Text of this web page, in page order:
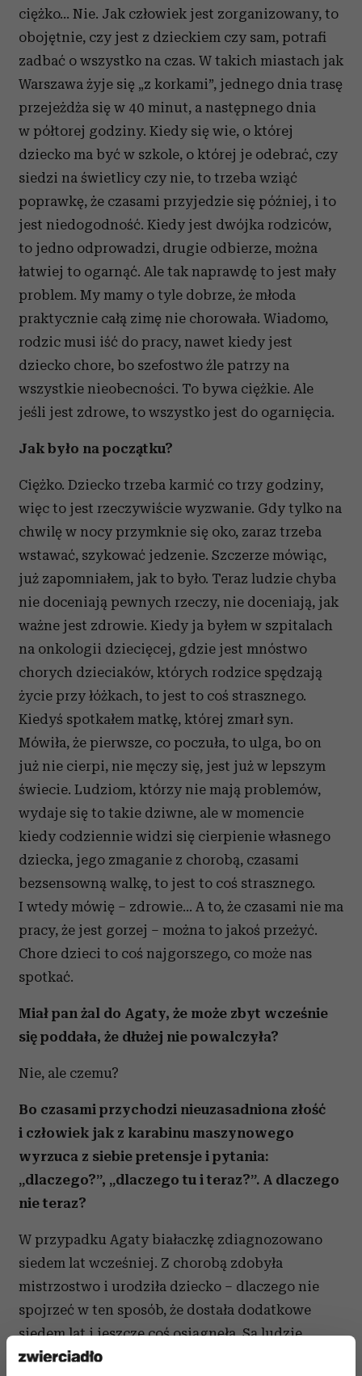
ciężko… Nie. Jak człowiek jest zorganizowany, to
obojętnie, czy jest z dzieckiem czy sam, potrafi
zadbać o wszystko na czas. W takich miastach jak
Warszawa żyje się „z korkami”, jednego dnia trasę
przejeżdża się w 40 minut, a następnego dnia
w półtorej godziny. Kiedy się wie, o której
dziecko ma być w szkole, o której je odebrać, czy
siedzi na świetlicy czy nie, to trzeba wziąć
poprawkę, że czasami przyjedzie się później, i to
jest niedogodność. Kiedy jest dwójka rodziców,
to jedno odprowadzi, drugie odbierze, można
łatwiej to ogarnąć. Ale tak naprawdę to jest mały
problem. My mamy o tyle dobrze, że młoda
praktycznie całą zimę nie chorowała. Wiadomo,
rodzic musi iść do pracy, nawet kiedy jest
dziecko chore, bo szefostwo źle patrzy na
wszystkie nieobecności. To bywa ciężkie. Ale
jeśli jest zdrowe, to wszystko jest do ogarnięcia.
Jak było na początku?
Ciężko. Dziecko trzeba karmić co trzy godziny,
więc to jest rzeczywiście wyzwanie. Gdy tylko na
chwilę w nocy przymknie się oko, zaraz trzeba
wstawać, szykować jedzenie. Szczerze mówiąc,
już zapomniałem, jak to było. Teraz ludzie chyba
nie doceniają pewnych rzeczy, nie doceniają, jak
ważne jest zdrowie. Kiedy ja byłem w szpitalach
na onkologii dziecięcej, gdzie jest mnóstwo
chorych dzieciaków, których rodzice spędzają
życie przy łóżkach, to jest to coś strasznego.
Kiedyś spotkałem matkę, której zmarł syn.
Mówiła, że pierwsze, co poczuła, to ulga, bo on
już nie cierpi, nie męczy się, jest już w lepszym
świecie. Ludziom, którzy nie mają problemów,
wydaje się to takie dziwne, ale w momencie
kiedy codziennie widzi się cierpienie własnego
dziecka, jego zmaganie z chorobą, czasami
bezsensowną walkę, to jest to coś strasznego.
I wtedy mówię – zdrowie… A to, że czasami nie ma
pracy, że jest gorzej – można to jakoś przeżyć.
Chore dzieci to coś najgorszego, co może nas
spotkać.
Miał pan żal do Agaty, że może zbyt wcześnie
się poddała, że dłużej nie powalczyła?
Nie, ale czemu?
Bo czasami przychodzi nieuzasadniona złość
i człowiek jak z karabinu maszynowego
wyrzuca z siebie pretensje i pytania:
„dlaczego?”, „dlaczego tu i teraz?”. A dlaczego
nie teraz?
W przypadku Agaty białaczkę zdiagnozowano
siedem lat wcześniej. Z chorobą zdobyła
mistrzostwo i urodziła dziecko – dlaczego nie
spojrzeć w ten sposób, że dostała dodatkowe
siedem lat i jeszcze coś osiągnęła. Są ludzie,
którzy dowiadują się o białaczce i po dwóch–